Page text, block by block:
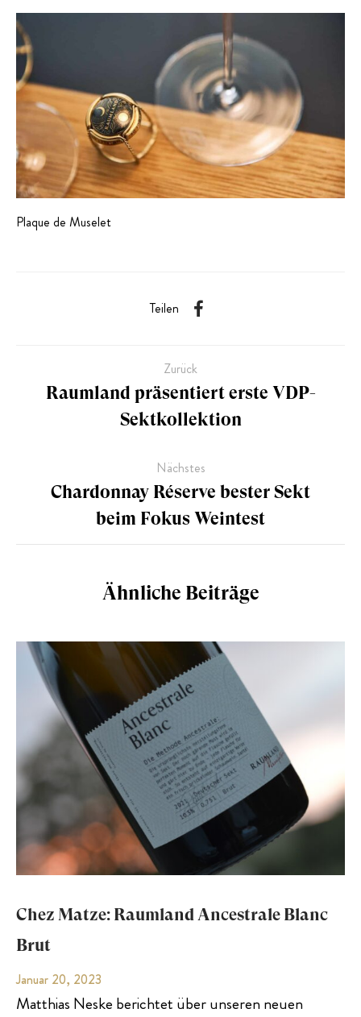
Plaque de Muselet
Teilen
Zurück
Raumland präsentiert erste VDP-
Sektkollektion
Nächstes
Chardonnay Réserve bester Sekt
beim Fokus Weintest
Ähnliche Beiträge
Chez Matze: Raumland Ancestrale Blanc
Brut
Januar 20, 2023
Matthias Neske berichtet über unseren neuen